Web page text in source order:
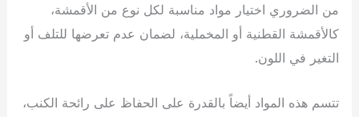
من الضروري اختيار مواد مناسبة لكل نوع من الأقمشة،
كالأقمشة القطنية أو المخملية، لضمان عدم تعرضها للتلف أو
التغير في اللون.
تتسم هذه المواد أيضاً بالقدرة على الحفاظ على رائحة الكنب،